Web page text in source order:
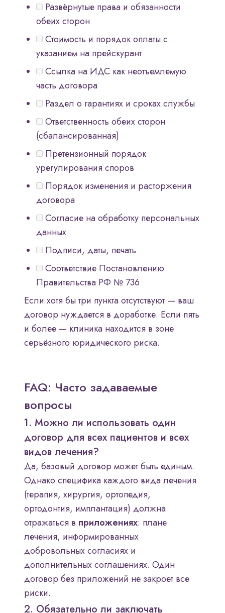
Развёрнутые права и обязанности
обеих сторон
Стоимость и порядок оплаты с
указанием на прейскурант
Ссылка на ИДС как неотъемлемую
часть договора
Раздел о гарантиях и сроках службы
Ответственность обеих сторон
(сбалансированная)
Претензионный порядок
урегулирования споров
Порядок изменения и расторжения
договора
Согласие на обработку персональных
данных
Подписи, даты, печать
Соответствие Постановлению
Правительства РФ № 736
Если хотя бы три пункта отсутствуют — ваш
договор нуждается в доработке. Если пять
и более — клиника находится в зоне
серьёзного юридического риска.
FAQ: Часто задаваемые
вопросы
1. Можно ли использовать один
договор для всех пациентов и всех
видов лечения?
Да, базовый договор может быть единым.
Однако специфика каждого вида лечения
(терапия, хирургия, ортопедия,
ортодонтия, имплантация) должна
отражаться в приложениях: плане
лечения, информированных
добровольных согласиях и
дополнительных соглашениях. Один
договор без приложений не закроет все
риски.
2. Обязательно ли заключать